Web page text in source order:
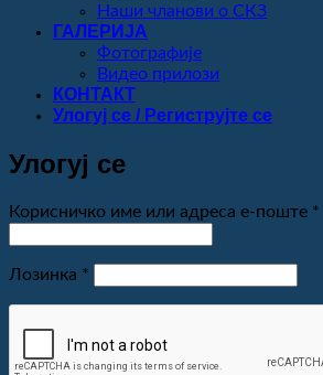
Наши чланови о СКЗ
ГАЛЕРИЈА
Фотографије
Видео прилози
КОНТАКТ
Улогуј се / Региструјте се
Улогуј се
Корисничко име или адреса е-поште *
Лозинка *